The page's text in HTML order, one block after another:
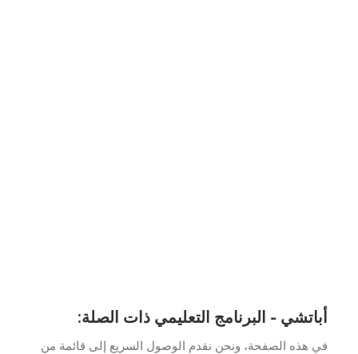
- البرنامج التعليمي ذات الصلة:
هذه الصفحة، ونحن نقدم الوصول السريع إلى قائمة من